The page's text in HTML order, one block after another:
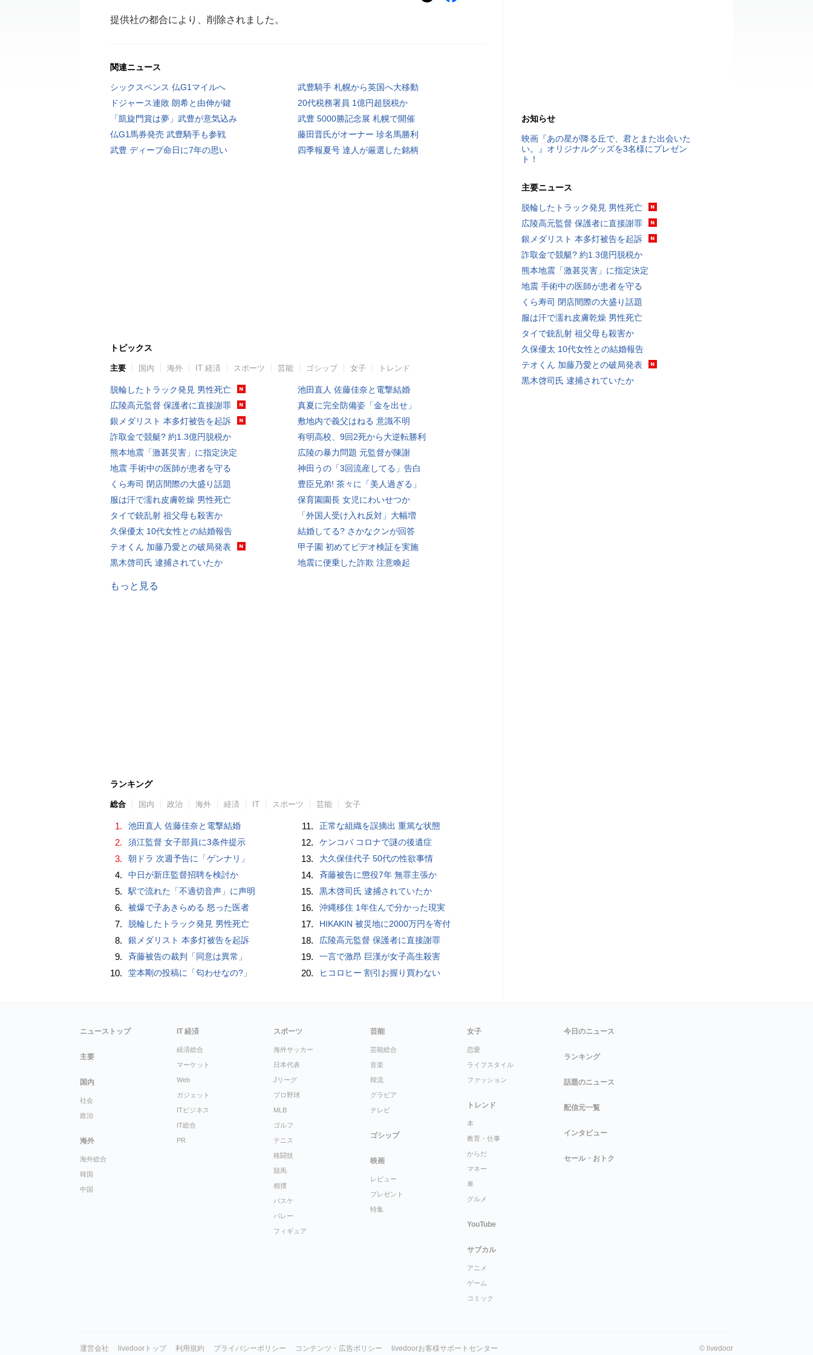
提供社の都合により、削除されました。
関連ニュース
シックスペンス 仏G1マイルへ
武豊騎手 札幌から英国へ大移動
ドジャース連敗 朗希と由伸が鍵
20代税務署員 1億円超脱税か
「凱旋門賞は夢」武豊が意気込み
武豊 5000勝記念展 札幌で開催
仏G1馬券発売 武豊騎手も参戦
藤田晋氏がオーナー 珍名馬勝利
武豊 ディープ命日に7年の思い
四季報夏号 達人が厳選した銘柄
トピックス
主要 国内 海外 IT 経済 スポーツ 芸能 ゴシップ 女子 トレンド
脱輪したトラック発見 男性死亡
広陵高元監督 保護者に直接謝罪
銀メダリスト 本多灯被告を起訴
詐取金で競艇? 約1.3億円脱税か
熊本地震「激甚災害」に指定決定
地震 手術中の医師が患者を守る
くら寿司 閉店間際の大盛り話題
服は汗で濡れ皮膚乾燥 男性死亡
タイで銃乱射 祖父母も殺害か
久保優太 10代女性との結婚報告
テオくん 加藤乃愛との破局発表
黒木啓司氏 逮捕されていたか
池田直人 佐藤佳奈と電撃結婚
真夏に完全防備姿「金を出せ」
敷地内で義父はねる 意識不明
有明高校、9回2死から大逆転勝利
広陵の暴力問題 元監督が陳謝
神田うの「3回流産してる」告白
豊臣兄弟! 茶々に「美人過ぎる」
保育園園長 女児にわいせつか
「外国人受け入れ反対」大幅増
結婚してる? さかなクンが回答
甲子園 初めてビデオ検証を実施
地震に便乗した詐欺 注意喚起
もっと見る
ランキング
総合 国内 政治 海外 経済 IT スポーツ 芸能 女子
1. 池田直人 佐藤佳奈と電撃結婚
2. 須江監督 女子部員に3条件提示
3. 朝ドラ 次週予告に「ゲンナリ」
4. 中日が新庄監督招聘を検討か
5. 駅で流れた「不適切音声」に声明
6. 被爆で子あきらめる 怒った医者
7. 脱輪したトラック発見 男性死亡
8. 銀メダリスト 本多灯被告を起訴
9. 斉藤被告の裁判「同意は異常」
10. 堂本剛の投稿に「匂わせなの?」
11. 正常な組織を誤摘出 重篤な状態
12. ケンコバ コロナで謎の後遺症
13. 大久保佳代子 50代の性欲事情
14. 斉藤被告に懲役7年 無罪主張か
15. 黒木啓司氏 逮捕されていたか
16. 沖縄移住 1年住んで分かった現実
17. HIKAKIN 被災地に2000万円を寄付
18. 広陵高元監督 保護者に直接謝罪
19. 一言で激昂 巨漢が女子高生殺害
20. ヒコロヒー 割引お握り買わない
お知らせ
映画『あの星が降る丘で、君とまた出会いた
い。』オリジナルグッズを3名様にプレゼン
ト！
主要ニュース
脱輪したトラック発見 男性死亡
広陵高元監督 保護者に直接謝罪
銀メダリスト 本多灯被告を起訴
詐取金で競艇? 約1.3億円脱税か
熊本地震「激甚災害」に指定決定
地震 手術中の医師が患者を守る
くら寿司 閉店間際の大盛り話題
服は汗で濡れ皮膚乾燥 男性死亡
タイで銃乱射 祖父母も殺害か
久保優太 10代女性との結婚報告
テオくん 加藤乃愛との破局発表
黒木啓司氏 逮捕されていたか
ニューストップ
主要
国内
社会
政治
海外
海外総合
韓国
中国
IT 経済
経済総合
マーケット
Web
ガジェット
ITビジネス
IT総合
PR
スポーツ
海外サッカー
日本代表
Jリーグ
プロ野球
MLB
ゴルフ
テニス
格闘技
競馬
相撲
バスケ
バレー
フィギュア
芸能
芸能総合
音楽
韓流
グラビア
テレビ
ゴシップ
映画
レビュー
プレゼント
特集
女子
恋愛
ライフスタイル
ファッション
トレンド
本
教育・仕事
からだ
マネー
車
グルメ
YouTube
サブカル
アニメ
ゲーム
コミック
今日のニュース
ランキング
話題のニュース
配信元一覧
インタビュー
セール・おトク
運営会社 livedoorトップ 利用規約 プライバシーポリシー コンテンツ・広告ポリシー livedoorお客様サポートセンター © livedoor